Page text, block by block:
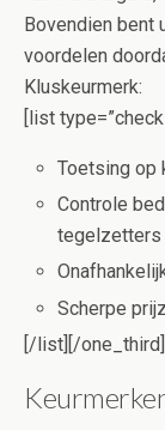
Bovendien bent
voordelen
Kluskeurmerk:
[list
Toetsing op
Controle
tegelzetters
Scherpe
[/list][/